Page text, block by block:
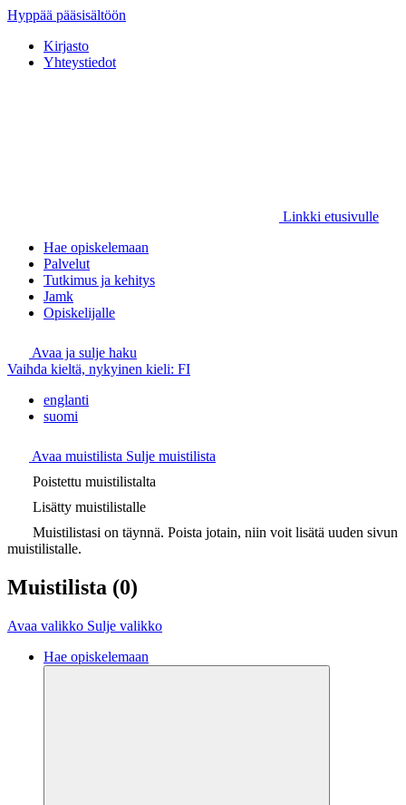
Hyppää pääsisältöön
Kirjasto
Yhteystiedot
Linkki etusivulle
Hae opiskelemaan
Palvelut
Tutkimus ja kehitys
Jamk
Opiskelijalle
Avaa ja sulje haku
Vaihda kieltä, nykyinen kieli: FI
englanti
suomi
Avaa muistilista Sulje muistilista
Poistettu muistilistalta
Lisätty muistilistalle
Muistilistasi on täynnä. Poista jotain, niin voit lisätä uuden sivun
muistilistalle.
Muistilista (0)
Avaa valikko Sulje valikko
Hae opiskelemaan